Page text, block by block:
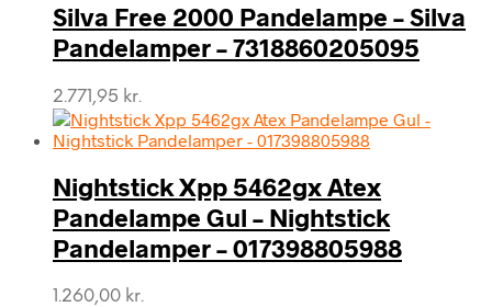
Silva Free 2000 Pandelampe – Silva
Pandelamper – 7318860205095
2.771,95 kr.
Nightstick Xpp 5462gx Atex
Pandelampe Gul – Nightstick
Pandelamper – 017398805988
1.260,00 kr.